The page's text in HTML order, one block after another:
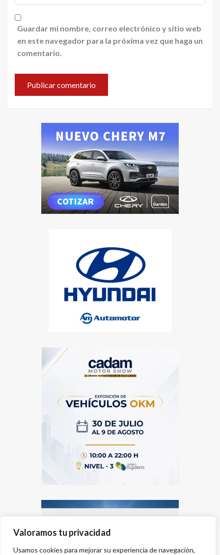
Valoramos tu privacidad
Usamos cookies para mejorar su experiencia de navegación,
Guardar mi nombre, correo electrónico y sitio web
en este navegador para la próxima vez que haga un
comentario.